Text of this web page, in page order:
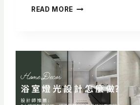
READ MORE
略
：
5
大